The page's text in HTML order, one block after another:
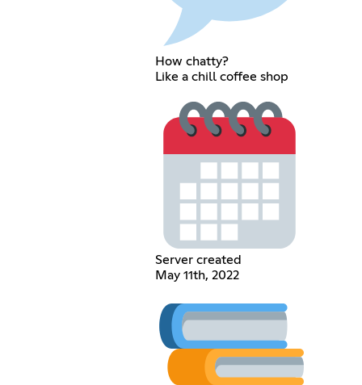
How chatty?
Like a chill coffee shop
Server created
May 11th, 2022